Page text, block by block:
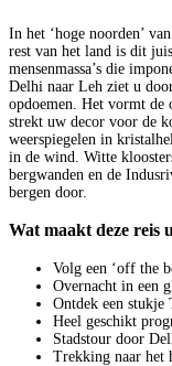
In het ‘hoge noorden’
rest van het land is dit
mensenmassa’s die
Delhi naar Leh ziet u
opdoemen. Het vormt de
strekt uw decor voor de
weerspiegelen in
in de wind. Witte
bergwanden en de
bergen door.
Wat maakt deze reis
Volg een ‘off the
Overnacht in een
Ontdek een
Heel geschikt
Stadstour door
Trekking naar het